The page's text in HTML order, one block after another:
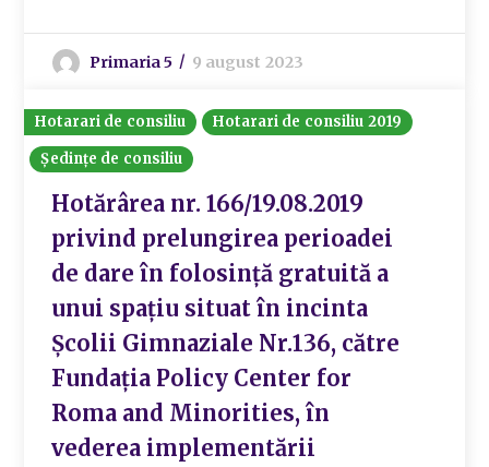
Primaria 5 9 august 2023
Hotarari de consiliu
Hotarari de consiliu 2019
Ședințe de consiliu
Hotărârea nr. 166/19.08.2019
privind prelungirea perioadei
de dare în folosință gratuită a
unui spațiu situat în incinta
Școlii Gimnaziale Nr.136, către
Fundația Policy Center for
Roma and Minorities, în
vederea implementării